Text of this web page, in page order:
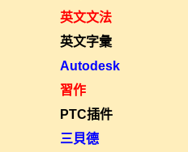
英文文法
英文字彙
Autodesk
習作
PTC插件
三貝德